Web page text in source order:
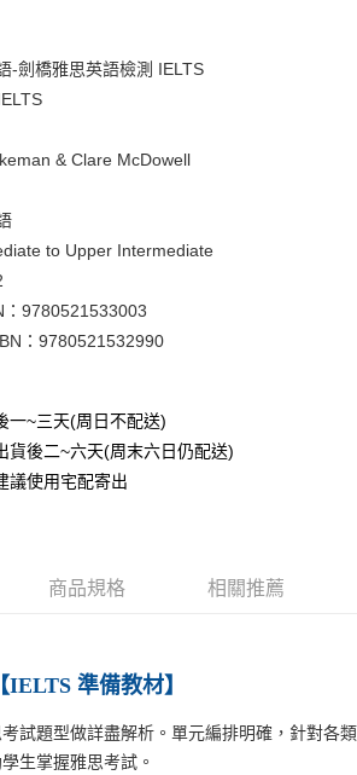
-劍橋雅思英語檢測 IELTS
& Clare McDowell
to Upper Intermediate
：9780521533003
：9780521532990
~三天(周日不配送)
後二~六天(周末六日仍配送)
議使用宅配寄出
商品規格 相關推薦
【IELTS 準備教材】
試題型做詳盡解析。單元編排明確，針對各類
生掌握雅思考試。